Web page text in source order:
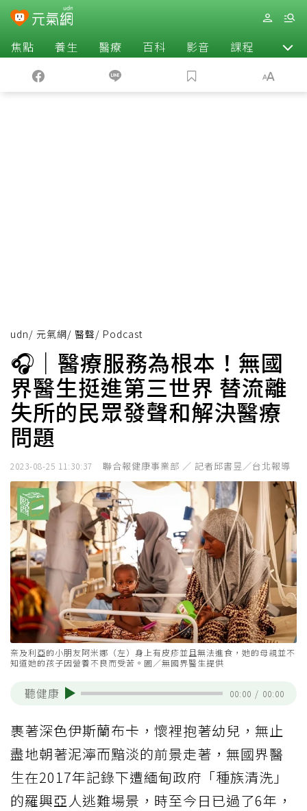
焦點 養生 醫療 百科 影音 課程 退休
udn/ 元氣網/ 醫聲/ Podcast
🎧｜醫療服務為根本！無國
界醫生挺進第三世界 替流離
失所的民眾發聲和解決醫療
問題
2023-08-25 11:30:37 聯合報健康事業部 ／ 記者邱書昱／台北報導
奈及利亞的小朋友阿米娜（左）身上有皮疹並且無法進食，她的母親並不
知道她的孩子因營養不良而受苦。圖／無國界醫生提供
聽健康 00:00 / 00:00
裹著深色伊斯蘭布卡，懷裡抱著幼兒，無止
盡地朝著泥濘而黯淡的前景走著，無國界醫
生在2017年記錄下遭緬甸政府「種族清洗」
的羅興亞人逃難場景，時至今日已過了6年，